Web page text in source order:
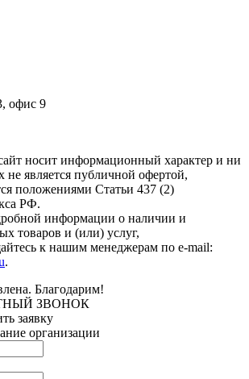
офис 9
носит информационный характер и ни
не является публичной офертой,
положениями Статьи 437 (2)
РФ.
информации о наличии и
товаров и (или) услуг,
к нашим менеджерам по e-mail:
.
Благодарим!
ЗВОНОК
заявку
организации